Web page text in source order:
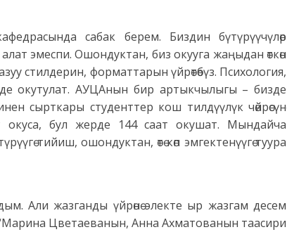
сабак берем. Биздин бүтүрүүчүлөр
эмеспи. Ошондуктан, биз окууга жаңыдан өткөн
стилдерин, форматтарын үйрөтөбүз. Психология,
окутулат. АУЦАнын бир артыкчылыгы – бизде
сырткары студенттер кош тилдүүлүк чөйрөсүнө
окуса, бул жерде 144 саат окушат. Мындайча
тийиш, ошондуктан, өтө көп эмгектенүүгө туура
Али жазганды үйрөнө электе ыр жазгам десем
Цветаеванын, Анна Ахматованын таасири